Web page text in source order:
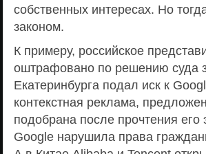
собственных интересах. Но
законом.
К примеру, российское
оштрафовано по решению суда
Екатеринбурга подал иск к
контекстная реклама,
подобрана после прочтения
Google нарушила права